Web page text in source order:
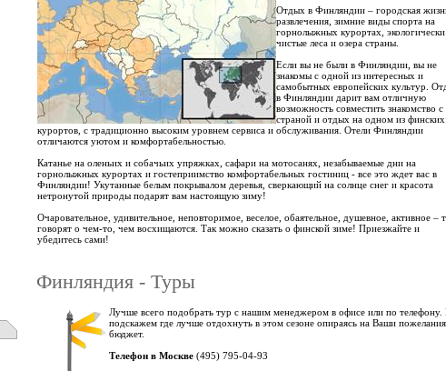
Отдых в Финляндии – городская
развлечения, зимние виды спорта на
горнолыжных курортах, экологически
чистые леса и озера страны.
Если вы не были в Финляндии, вы не
знакомы с одной из интересных и
самобытных европейских культур.
в Финляндии дарит вам отличную
возможность совместить знакомство с
страной и отдых на одном из финских
курортов, с традиционно высоким уровнем сервиса и обслуживания. Отели Финляндии
отличаются уютом и комфортабельностью.
Катанье на оленьих и собачьих упряжках, сафари на мотосанях, незабываемые дни на
горнолыжных курортах и гостеприимство комфортабельных гостиниц - все это ждет вас в
Финляндии! Укутанные белым покрывалом деревья, сверкающий на солнце снег и красота
нетронутой природы подарят вам настоящую зиму!
Очаровательное, удивительное, неповторимое, веселое, обаятельное, душевное, активное –
говорят о чем-то, чем восхищаются. Так можно сказать о финской зиме! Приезжайте и
убедитесь сами!
Финляндия - Туры
Лучше всего подобрать тур с нашим менеджером в офисе или по
подскажем где лучше отдохнуть в этом сезоне опираясь на Ваши
бюджет.
Телефон в Москве (495) 795-04-93